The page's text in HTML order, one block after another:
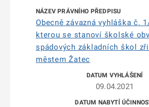
Obecně závazná vyhláška č.
kterou se stanoví školské
spádových základních škol
městem Žatec
09.04.2021